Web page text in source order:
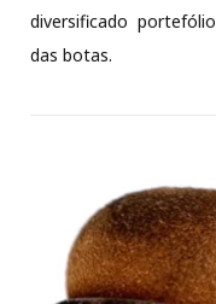
diversificado
das botas.